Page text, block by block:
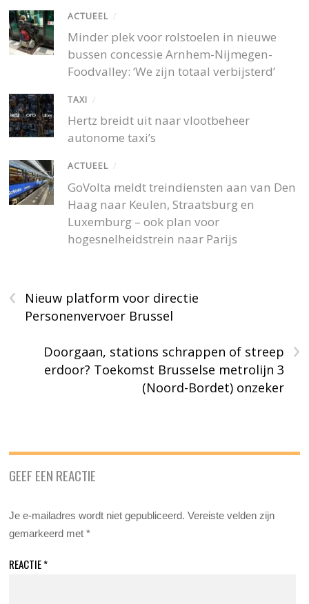
ACTUEEL /
Minder plek voor rolstoelen in nieuwe
bussen concessie Arnhem-Nijmegen-
Foodvalley: ‘We zijn totaal verbijsterd’
TAXI /
Hertz breidt uit naar vlootbeheer
autonome taxi’s
ACTUEEL /
GoVolta meldt treindiensten aan van Den
Haag naar Keulen, Straatsburg en
Luxemburg – ook plan voor
hogesnelheidstrein naar Parijs
‹
Nieuw platform voor directie
Personenvervoer Brussel
›
Doorgaan, stations schrappen of streep
erdoor? Toekomst Brusselse metrolijn 3
(Noord-Bordet) onzeker
GEEF EEN REACTIE
Je e-mailadres wordt niet gepubliceerd. Vereiste velden zijn
gemarkeerd met*
REACTIE*